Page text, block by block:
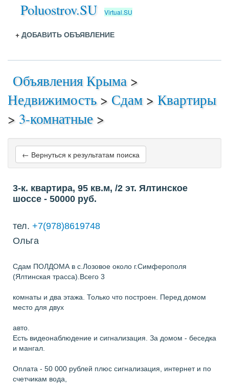
Poluostrov.SU Virtual.SU
+ ДОБАВИТЬ ОБЪЯВЛЕНИЕ
Объявления Крыма >
Недвижимость> Сдам > Квартиры
> 3-комнатные>
← Вернуться к результатам поиска
3-к. квартира, 95 кв.м, /2 эт. Ялтинское
шоссе - 50000 руб.
тел. +7(978)8619748
Ольга
Сдам ПОЛДОМА в с.Лозовое около г.Симферополя
(Ялтинская трасса).Всего 3
комнаты и два этажа. Только что построен. Перед домом
место для двух
авто.
Есть видеонаблюдение и сигнализация. За домом - беседка
и мангал.
Оплата - 50 000 рублей плюс сигнализация, интернет и по
счетчикам вода,